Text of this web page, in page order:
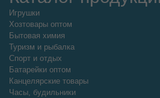
Игрушки
Хозтовары оптом
Бытовая химия
Туризм и рыбалка
Спорт и отдых
Батарейки оптом
Канцелярские товары
Часы, будильники